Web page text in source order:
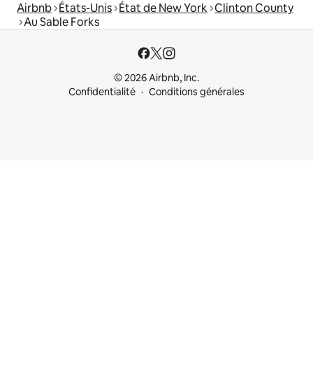
Airbnb États-Unis État de New York Clinton County
Au Sable Forks
© 2026 Airbnb, Inc.
Confidentialité
Conditions générales